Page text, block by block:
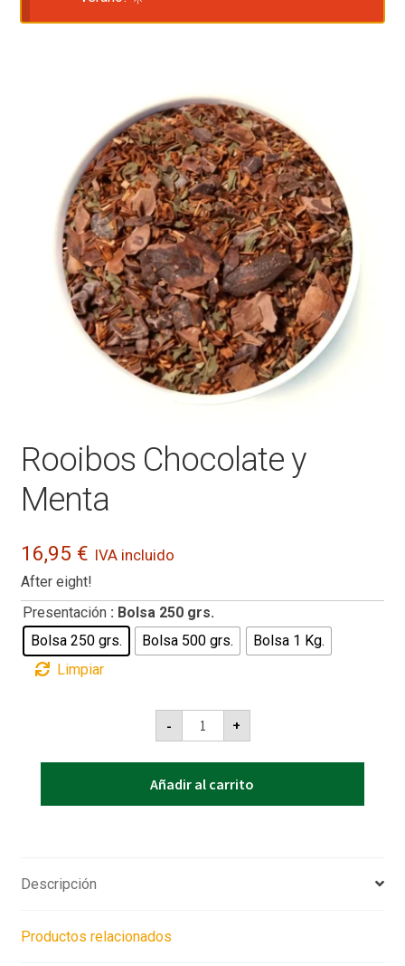
Rooibos Chocolate y
Menta
16,95 € IVA incluido
After eight!
Presentación : Bolsa 250 grs.
Bolsa 250 grs.
Bolsa 500 grs.
Bolsa 1 Kg.
Limpiar
-
Rooibos
Chocolate
y
Menta
+
Añadir al carrito
Descripción
Productos relacionados